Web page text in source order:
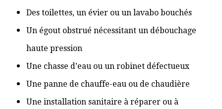
Des toilettes, un évier ou un lavabo bouchés
Un égout obstrué nécessitant un débouchage
haute pression
Une chasse d’eau ou un robinet défectueux
Une panne de chauffe-eau ou de chaudière
Une installation sanitaire à réparer ou à